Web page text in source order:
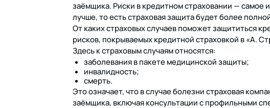
заёмщика. Риски в кредитном страховании — самое
лучше, то есть страховая защита будет более
От каких страховых случаев поможет защититься
рисков, покрываемых кредитной страховкой в «А.
Здесь к страховым случаям относятся:
заболевания в пакете медицинской защиты;
инвалидность;
смерть.
Это означает, что в случае болезни страховая
заёмщика, включая консультации с профильными